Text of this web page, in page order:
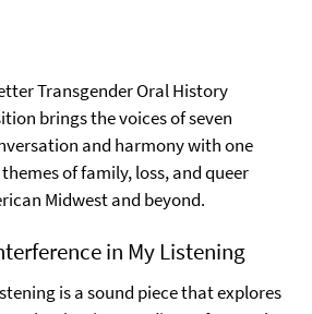
Transgender Oral History
brings the voices of seven
and harmony with one
of family, loss, and queer
Midwest and beyond.
in My Listening
is a sound piece that explores